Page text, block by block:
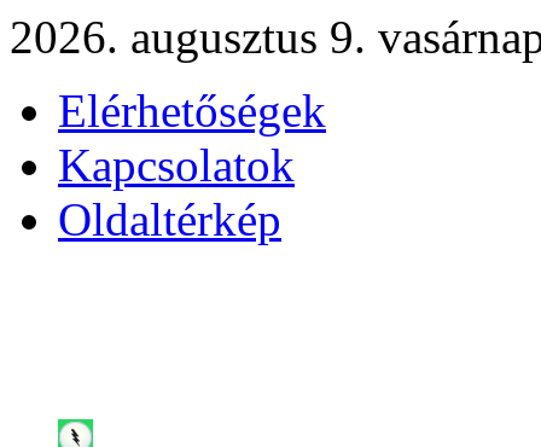
2026. augusztus 9.
Elérhetőségek
Kapcsolatok
Oldaltérkép